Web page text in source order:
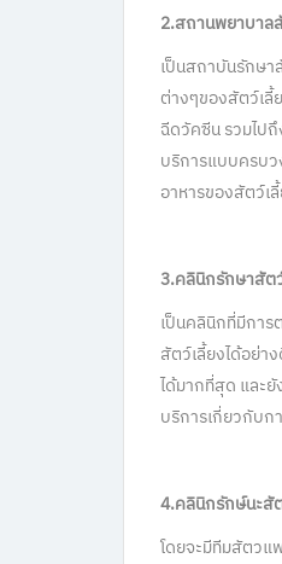
2.สถานพยาบาล
เป็นสถาบันรักษา
ต่างๆของสัตว์เลี้
ฉีดวัคซีน รวมไป
บริการแบบครบว
อาหารของสัตว์เ
3.คลินิกรักษาสัต
เป็นคลินิกที่มีการ
สัตว์เลี้ยงได้อย่า
ได้มากที่สุด และ
บริการเกี่ยวกับก
4.คลินิกรักษ์นะสั
โดยจะมีทีมสัตวแ